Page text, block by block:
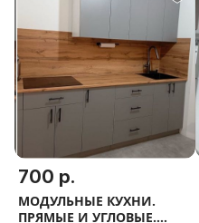
700 р.
МОДУЛЬНЫЕ КУХНИ.
ПРЯМЫЕ И УГЛОВЫЕ.